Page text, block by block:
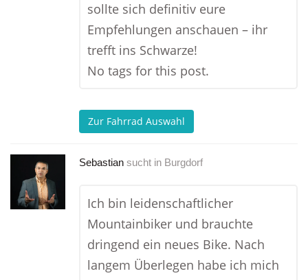
sollte sich definitiv eure
Empfehlungen anschauen – ihr
trefft ins Schwarze!
No tags for this post.
Zur Fahrrad Auswahl
Sebastian sucht in Burgdorf
Ich bin leidenschaftlicher
Mountainbiker und brauchte
dringend ein neues Bike. Nach
langem Überlegen habe ich mich